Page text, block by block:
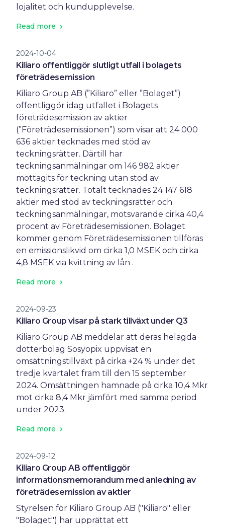
lojalitet och kundupplevelse.
Read more
2024-10-04
Kiliaro offentliggör slutligt utfall i bolagets
företrädesemission
Kiliaro Group AB (”Kiliaro” eller ”Bolaget”)
offentliggör idag utfallet i Bolagets
företrädesemission av aktier
(”Företrädesemissionen”) som visar att 24 000
636 aktier tecknades med stöd av
teckningsrätter. Därtill har
teckningsanmälningar om 146 982 aktier
mottagits för teckning utan stöd av
teckningsrätter. Totalt tecknades 24 147 618
aktier med stöd av teckningsrätter och
teckningsanmälningar, motsvarande cirka 40,4
procent av Företrädesemissionen. Bolaget
kommer genom Företrädesemissionen tillföras
en emissionslikvid om cirka 1,0 MSEK och cirka
4,8 MSEK via kvittning av lån .
Read more
2024-09-23
Kiliaro Group visar på stark tillväxt under Q3
Kiliaro Group AB meddelar att deras helägda
dotterbolag Sosyopix uppvisat en
omsättningstillväxt på cirka +24 % under det
tredje kvartalet fram till den 15 september
2024. Omsättningen hamnade på cirka 10,4 Mkr
mot cirka 8,4 Mkr jämfört med samma period
under 2023.
Read more
2024-09-12
Kiliaro Group AB offentliggör
informationsmemorandum med anledning av
företrädesemission av aktier
Styrelsen för Kiliaro Group AB ("Kiliaro" eller
"Bolaget") har upprättat ett